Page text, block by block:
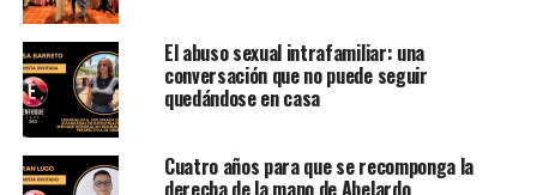
El abuso sexual intrafamiliar: una
conversación que no puede seguir
quedándose en casa
Cuatro años para que se recomponga la
derecha de la mano de Abelardo